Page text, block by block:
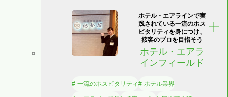
ホテル・エアラインで実
践されている一流のホス
ピタリティを身につけ、
接客のプロを目指そう
ホテル・エアラ
インフィールド
一流のホスピタリティ ホテル業界